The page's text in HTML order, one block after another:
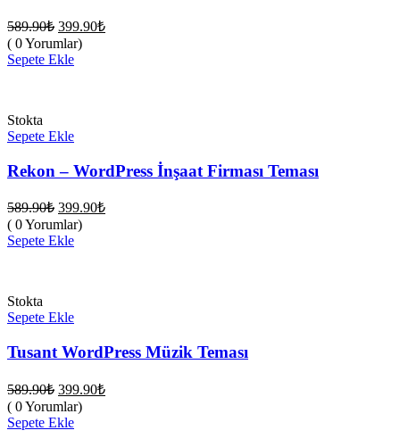
589.90₺ Orijinal
fiyat:
589.90₺.
399.90₺Şu
( 0 Yorumlar)
Sepete Ekle
Stokta
Sepete Ekle
Rekon – WordPress İnşaat Firması Teması
589.90₺ Orijinal
fiyat:
589.90₺.
399.90₺Şu
( 0 Yorumlar)
Sepete Ekle
Stokta
Sepete Ekle
Tusant WordPress Müzik Teması
589.90₺ Orijinal
fiyat:
589.90₺.
399.90₺Şu
( 0 Yorumlar)
Sepete Ekle